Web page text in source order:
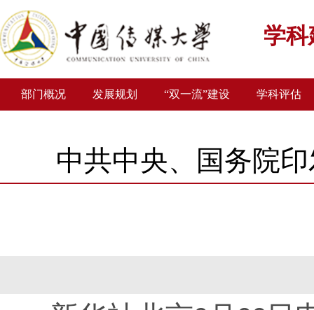
学
部门概况 发展规划 “双一流”建设 学科评估
中共中央、国务院